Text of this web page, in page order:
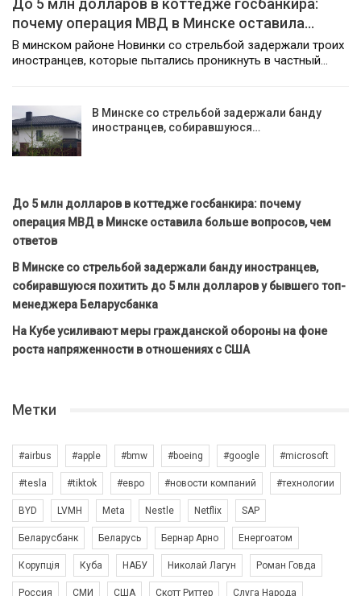
До 5 млн долларов в коттедже госбанкира:
почему операция МВД в Минске оставила…
В минском районе Новинки со стрельбой задержали троих
иностранцев, которые пытались проникнуть в частный…
В Минске со стрельбой задержали банду
иностранцев, собиравшуюся…
До 5 млн долларов в коттедже госбанкира: почему
операция МВД в Минске оставила больше вопросов, чем
ответов
В Минске со стрельбой задержали банду иностранцев,
собиравшуюся похитить до 5 млн долларов у бывшего топ-
менеджера Беларусбанка
На Кубе усиливают меры гражданской обороны на фоне
роста напряженности в отношениях с США
Метки
#airbus #apple #bmw #boeing #google #microsoft
#tesla #tiktok #евро #новости компаний #технологии
BYD LVMH Meta Nestle Netflix SAP
Беларусбанк Беларусь Бернар Арно Енергоатом
Корупція Куба НАБУ Николай Лагун Роман Говда
Россия СМИ США Скотт Риттер Слуга Народа